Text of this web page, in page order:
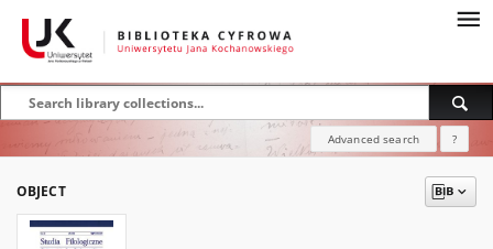
Advanced search ?
OBJECT